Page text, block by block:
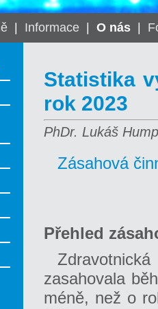
Informace O nás
Statistika
rok 2023
PhDr. Lukáš
Zásahová
Přehled
zasahovala
méně, než o